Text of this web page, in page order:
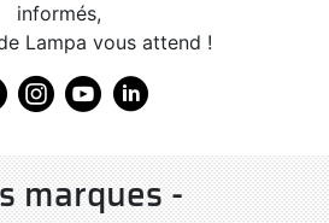
informés,
Lampa vous attend !
marques -